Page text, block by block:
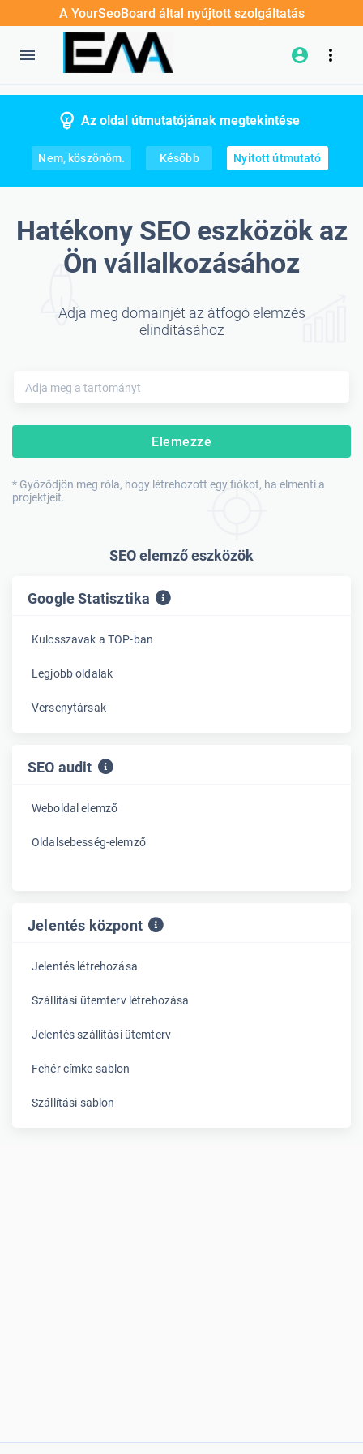
A YourSeoBoard által nyújtott szolgáltatás
Az oldal útmutatójának megtekintése
Nem, köszönöm. Később Nyitott útmutató
Hatékony SEO eszközök az
Ön vállalkozásához
Adja meg domainjét az átfogó elemzés
elindításához
Elemezze
* Győződjön meg róla, hogy létrehozott egy fiókot, ha elmenti a
projektjeit.
SEO elemző eszközök
Google Statisztika
Kulcsszavak a TOP-ban
Legjobb oldalak
Versenytársak
SEO audit
Weboldal elemző
Oldalsebesség-elemző
Jelentés központ
Jelentés létrehozása
Szállítási ütemterv létrehozása
Jelentés szállítási ütemterv
Fehér címke sablon
Szállítási sablon